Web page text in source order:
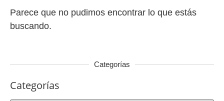
Parece que no pudimos encontrar lo que estás
buscando.
Categorías
Categorías